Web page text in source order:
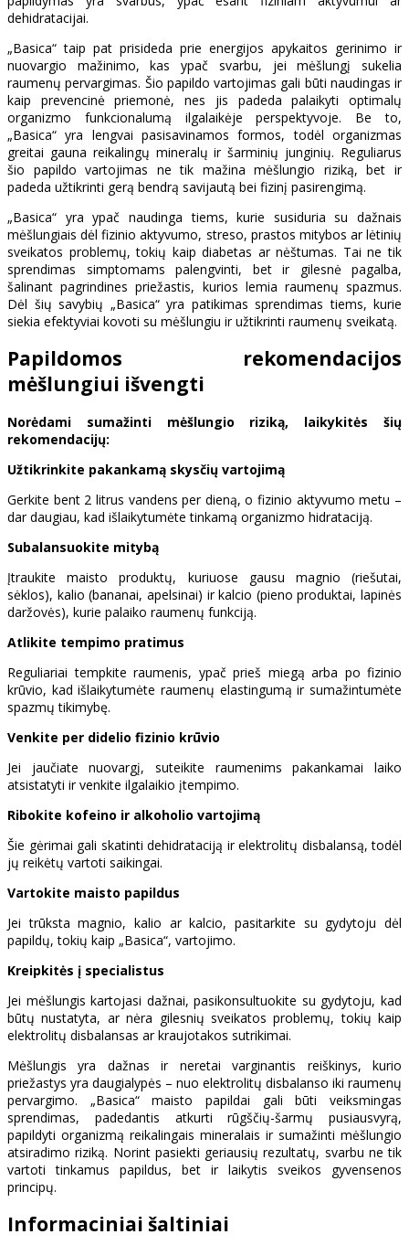
dehidratacijai.
„Basica“ taip pat prisideda prie energijos apykaitos gerinimo ir
nuovargio mažinimo, kas ypač svarbu, jei mėšlungį sukelia
raumenų pervargimas. Šio papildo vartojimas gali būti naudingas ir
kaip prevencinė priemonė, nes jis padeda palaikyti optimalų
organizmo funkcionalumą ilgalaikėje perspektyvoje. Be to,
„Basica“ yra lengvai pasisavinamos formos, todėl organizmas
greitai gauna reikalingų mineralų ir šarminių junginių. Reguliarus
šio papildo vartojimas ne tik mažina mėšlungio riziką, bet ir
padeda užtikrinti gerą bendrą savijautą bei fizinį pasirengimą.
„Basica“ yra ypač naudinga tiems, kurie susiduria su dažnais
mėšlungiais dėl fizinio aktyvumo, streso, prastos mitybos ar lėtinių
sveikatos problemų, tokių kaip diabetas ar nėštumas. Tai ne tik
sprendimas simptomams palengvinti, bet ir gilesnė pagalba,
šalinant pagrindines priežastis, kurios lemia raumenų spazmus.
Dėl šių savybių „Basica“ yra patikimas sprendimas tiems, kurie
siekia efektyviai kovoti su mėšlungiu ir užtikrinti raumenų sveikatą.
Papildomos rekomendacijos
mėšlungiui išvengti
Norėdami sumažinti mėšlungio riziką, laikykitės šių
rekomendacijų:
Užtikrinkite pakankamą skysčių vartojimą
Gerkite bent 2 litrus vandens per dieną, o fizinio aktyvumo metu –
dar daugiau, kad išlaikytumėte tinkamą organizmo hidrataciją.
Subalansuokite mitybą
Įtraukite maisto produktų, kuriuose gausu magnio (riešutai,
sėklos), kalio (bananai, apelsinai) ir kalcio (pieno produktai, lapinės
daržovės), kurie palaiko raumenų funkciją.
Atlikite tempimo pratimus
Reguliariai tempkite raumenis, ypač prieš miegą arba po fizinio
krūvio, kad išlaikytumėte raumenų elastingumą ir sumažintumėte
spazmų tikimybę.
Venkite per didelio fizinio krūvio
Jei jaučiate nuovargį, suteikite raumenims pakankamai laiko
atsistatyti ir venkite ilgalaikio įtempimo.
Ribokite kofeino ir alkoholio vartojimą
Šie gėrimai gali skatinti dehidrataciją ir elektrolitų disbalansą, todėl
jų reikėtų vartoti saikingai.
Vartokite maisto papildus
Jei trūksta magnio, kalio ar kalcio, pasitarkite su gydytoju dėl
papildų, tokių kaip „Basica“, vartojimo.
Kreipkitės į specialistus
Jei mėšlungis kartojasi dažnai, pasikonsultuokite su gydytoju, kad
būtų nustatyta, ar nėra gilesnių sveikatos problemų, tokių kaip
elektrolitų disbalansas ar kraujotakos sutrikimai.
Mėšlungis yra dažnas ir neretai varginantis reiškinys, kurio
priežastys yra daugialypės – nuo elektrolitų disbalanso iki raumenų
pervargimo. „Basica“ maisto papildai gali būti veiksmingas
sprendimas, padedantis atkurti rūgščių-šarmų pusiausvyrą,
papildyti organizmą reikalingais mineralais ir sumažinti mėšlungio
atsiradimo riziką. Norint pasiekti geriausių rezultatų, svarbu ne tik
vartoti tinkamus papildus, bet ir laikytis sveikos gyvensenos
principų.
Informaciniai šaltiniai